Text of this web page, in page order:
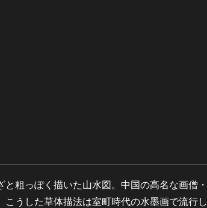
と粗っぽく描いた山水図。中国の高名な画僧
うした草体描法は室町時代の水墨画で流行し